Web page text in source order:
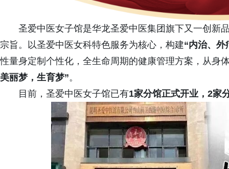
圣爱中医女子馆是华龙圣爱中医集团旗下又一创新
宗旨。以圣爱中医女科特色服务为核心，构建“内治、外
性量身定制个性化，全生命周期的健康管理方案，从身
美丽梦，生育梦”。
目前，圣爱中医女子馆已有1家分馆正式开业，2家